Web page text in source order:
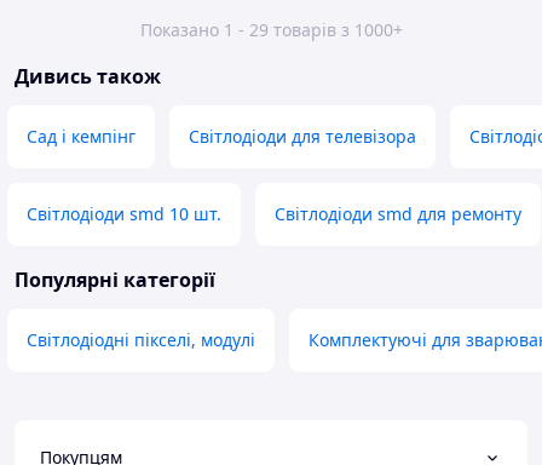
Показано 1 - 29 товарів з 1000+
Дивись також
Сад і кемпінг Світлодіоди для телевізора
Світлодіоди smd 10 шт. Світлодіоди smd для ремонту
Популярні категорії
Світлодіодні пікселі, модулі Комплектуючі для
Покупцям